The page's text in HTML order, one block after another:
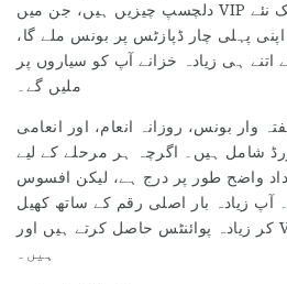
دلچسپ چیزیں ہیں، جن میں VIP پروگرام بھی شامل ہے۔ ایک نئے
پہلی چار ڈپازٹس پر بونس ملے گا،
اتنے ہی زیادہ خزانے آپ کو سیاروں پر
ملیں گے۔
وار بونس، روزانہ انعام، اور انعامی
شامل ہیں۔ اگرچہ ہر مرحلے کے لیے
واضح طور پر درج ہے، لیکن افسوس
آپ زیادہ بار اصلی رقم کے ساتھ کھیل
کر زیادہ پوائنٹس حاصل کرتے ہیں اور VIP سیڑھی پر اوپر چڑھتے
ہیں۔